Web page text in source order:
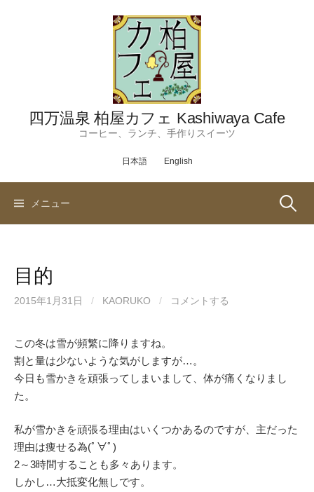
四万温泉 柏屋カフェ Kashiwaya Cafe
コーヒー、ランチ、手作りスイーツ
日本語 English
メニュー 検
目的
2015年1月31日 / KAORUKO / コメントする
この冬は雪が頻繁に降りますね。
割と量は少ないような気がしますが…。
今日も雪かきを頑張ってしまいまして、体が痛くなりまし
た。
私が雪かきを頑張る理由はいくつかあるのですが、主だった
理由は痩せる為(ﾟ∀ﾟ)
2～3時間することも多々あります。
しかし…大抵変化無しです。